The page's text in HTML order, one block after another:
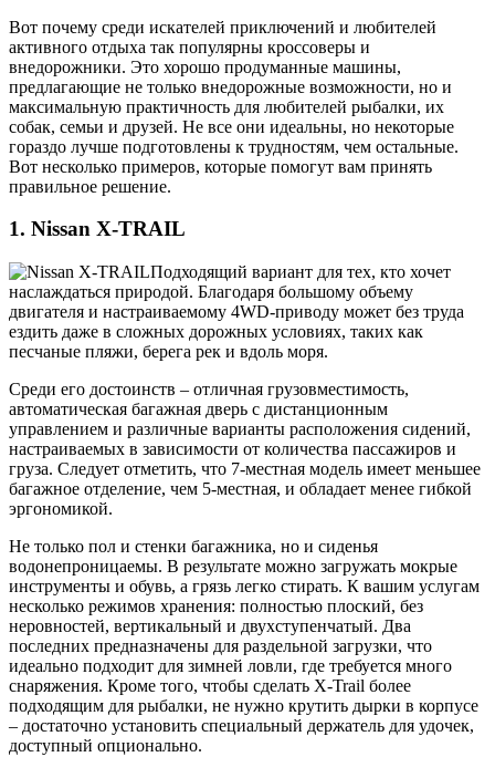
Вот почему среди искателей приключений и любителей
активного отдыха так популярны кроссоверы и
внедорожники. Это хорошо продуманные машины,
предлагающие не только внедорожные возможности, но и
максимальную практичность для любителей рыбалки, их
собак, семьи и друзей. Не все они идеальны, но некоторые
гораздо лучше подготовлены к трудностям, чем остальные.
Вот несколько примеров, которые помогут вам принять
правильное решение.
1. Nissan X-TRAIL
Подходящий вариант для тех, кто хочет
наслаждаться природой. Благодаря большому объему
двигателя и настраиваемому 4WD-приводу может без труда
ездить даже в сложных дорожных условиях, таких как
песчаные пляжи, берега рек и вдоль моря.
Среди его достоинств – отличная грузовместимость,
автоматическая багажная дверь с дистанционным
управлением и различные варианты расположения сидений,
настраиваемых в зависимости от количества пассажиров и
груза. Следует отметить, что 7-местная модель имеет меньшее
багажное отделение, чем 5-местная, и обладает менее гибкой
эргономикой.
Не только пол и стенки багажника, но и сиденья
водонепроницаемы. В результате можно загружать мокрые
инструменты и обувь, а грязь легко стирать. К вашим услугам
несколько режимов хранения: полностью плоский, без
неровностей, вертикальный и двухступенчатый. Два
последних предназначены для раздельной загрузки, что
идеально подходит для зимней ловли, где требуется много
снаряжения. Кроме того, чтобы сделать X-Trail более
подходящим для рыбалки, не нужно крутить дырки в корпусе
– достаточно установить специальный держатель для удочек,
доступный опционально.